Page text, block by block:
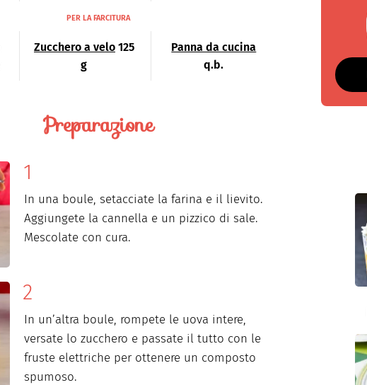
PER LA FARCITURA
Zucchero a velo 125
g
Panna da cucina
q.b.
Preparazione
In una boule, setacciate la farina e il lievito.
Aggiungete la cannella e un pizzico di sale.
Mescolate con cura.
In un’altra boule, rompete le uova intere,
versate lo zucchero e passate il tutto con le
fruste elettriche per ottenere un composto
spumoso.